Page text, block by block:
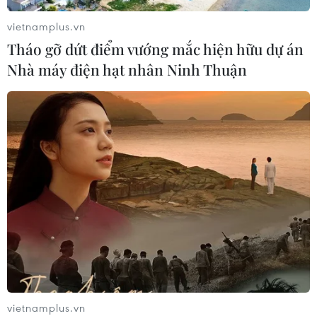
con người
06/08/2026 02:30
nâng cao năng lực phẫu thuật
chuyên sâu tại Bệnh viện K
06/08/2026 02:13
Chọn đúng đầu tàu: Danh mục
doanh nghiệp nhà nước mạnh và bài
06/08/2026 00:56
Xem thêm
vietnamplus.vn
Tháo gỡ dứt điểm vướng mắc hiện hữu dự án
Nhà máy điện hạt nhân Ninh Thuận
vietnamplus.vn